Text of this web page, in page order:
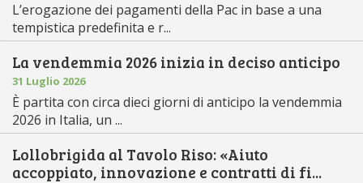
L’erogazione dei pagamenti della Pac in base a una
tempistica predefinita e r...
La vendemmia 2026 inizia in deciso anticipo
31 Luglio 2026
È partita con circa dieci giorni di anticipo la vendemmia
2026 in Italia, un ...
Lollobrigida al Tavolo Riso: «Aiuto
accoppiato, innovazione e contratti di fi...